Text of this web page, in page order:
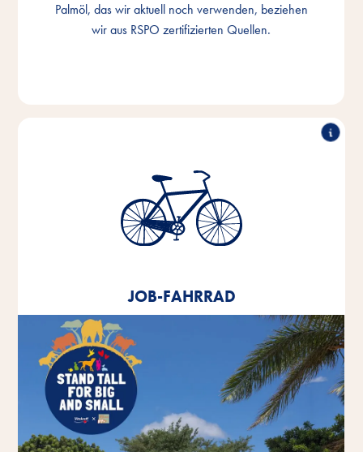
Palmöl, das wir aktuell noch verwenden, beziehen
wir aus RSPO zertifizierten Quellen.
JOB-FAHRRAD
Job-Fahrrad
Seit 2020 bieten wir allen Mitarbeitenden ein
Leasingangebot für ein Job-Fahrrad an.